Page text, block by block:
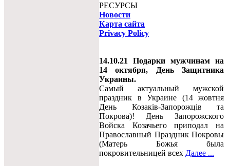
РЕСУРСЫ
Новости
Карта сайта
Privacy Policy
14.10.21 Подарки мужчинам на
14 октября, День Защитника
Украины.
Самый актуальный мужской
праздник в Украине (14 жовтня
День Козаків-Запорожців та
Покрова)! День Запорожского
Войска Козачьего приподал на
Православный Праздник Покровы
(Матерь Божья была
покровительницей всех Далее ...